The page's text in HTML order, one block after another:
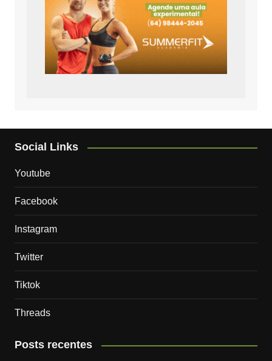
Social Links
Youtube
Facebook
Instagram
Twitter
Tiktok
Threads
Posts recentes